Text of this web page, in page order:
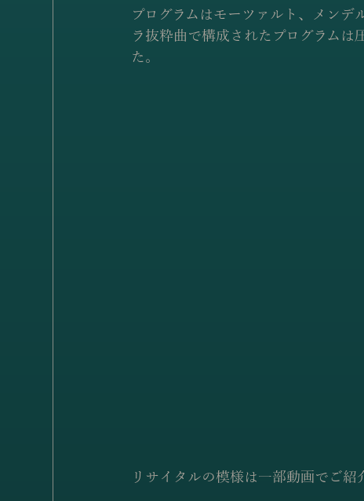
プログラムはモーツァルト、メンデ
ラ抜粋曲で構成されたプログラム
た。
リサイタルの模様は一部動画でご紹